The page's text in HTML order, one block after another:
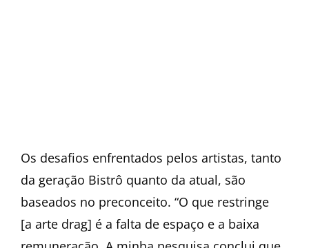
Os desafios enfrentados pelos artistas, tanto
da geração Bistrô quanto da atual, são
baseados no preconceito. “O que restringe
[a arte drag] é a falta de espaço e a baixa